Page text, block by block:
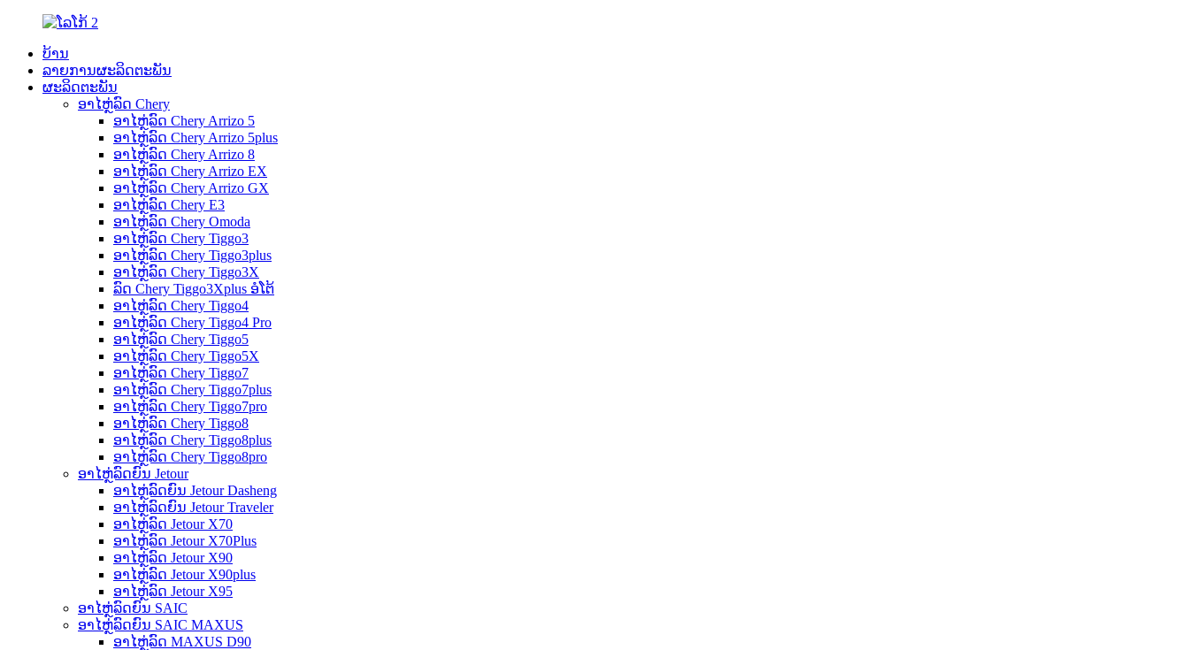
ບ້ານ
ລາຍການຜະລິດຕະພັນ
ຜະລິດຕະພັນ
ອາໄຫຼ່ລົດ Chery
ອາໄຫຼ່ລົດ Chery Arrizo 5
ອາໄຫຼ່ລົດ Chery Arrizo 5plus
ອາໄຫຼ່ລົດ Chery Arrizo 8
ອາໄຫຼ່ລົດ Chery Arrizo EX
ອາໄຫຼ່ລົດ Chery Arrizo GX
ອາໄຫຼ່ລົດ Chery E3
ອາໄຫຼ່ລົດ Chery Omoda
ອາໄຫຼ່ລົດ Chery Tiggo3
ອາໄຫຼ່ລົດ Chery Tiggo3plus
ອາໄຫຼ່ລົດ Chery Tiggo3X
ລົດ Chery Tiggo3Xplus ອໍໂຕ້
ອາໄຫຼ່ລົດ Chery Tiggo4
ອາໄຫຼ່ລົດ Chery Tiggo4 Pro
ອາໄຫຼ່ລົດ Chery Tiggo5
ອາໄຫຼ່ລົດ Chery Tiggo5X
ອາໄຫຼ່ລົດ Chery Tiggo7
ອາໄຫຼ່ລົດ Chery Tiggo7plus
ອາໄຫຼ່ລົດ Chery Tiggo7pro
ອາໄຫຼ່ລົດ Chery Tiggo8
ອາໄຫຼ່ລົດ Chery Tiggo8plus
ອາໄຫຼ່ລົດ Chery Tiggo8pro
ອາໄຫຼ່ລົດຍົນ Jetour
ອາໄຫຼ່ລົດຍົນ Jetour Dasheng
ອາໄຫຼ່ລົດຍົນ Jetour Traveler
ອາໄຫຼ່ລົດ Jetour X70
ອາໄຫຼ່ລົດ Jetour X70Plus
ອາໄຫຼ່ລົດ Jetour X90
ອາໄຫຼ່ລົດ Jetour X90plus
ອາໄຫຼ່ລົດ Jetour X95
ອາໄຫຼ່ລົດຍົນ SAIC
ອາໄຫຼ່ລົດຍົນ SAIC MAXUS
ອາໄຫຼ່ລົດ MAXUS D90